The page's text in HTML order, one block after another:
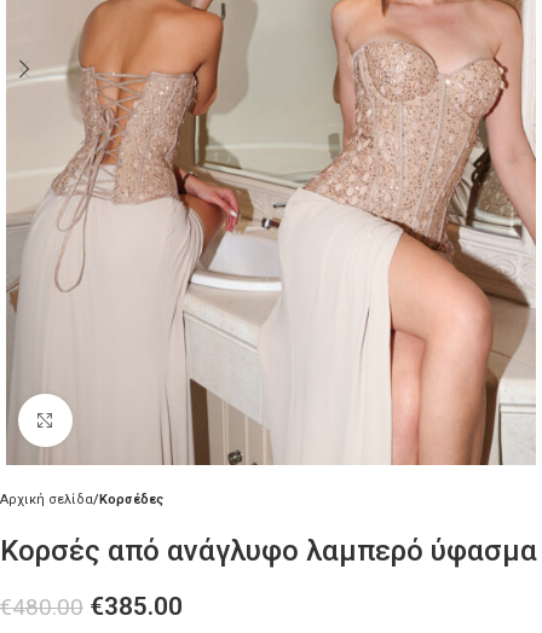
Κλικ για μεγέθυνση
Αρχική σελίδα Κορσέδες
Κορσές από ανάγλυφο λαμπερό ύφασμα
€480.00 €385.00